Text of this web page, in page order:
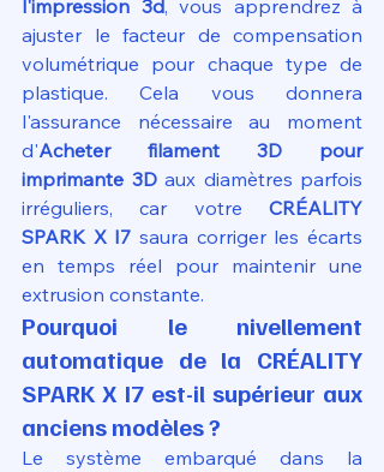
l'impression 3d, vous apprendrez à
ajuster le facteur de compensation
volumétrique pour chaque type de
plastique. Cela vous donnera
l'assurance nécessaire au moment
d'Acheter filament 3D pour
imprimante 3D aux diamètres parfois
irréguliers, car votre CRÉALITY
SPARK X I7 saura corriger les écarts
en temps réel pour maintenir une
extrusion constante.
Pourquoi le nivellement
automatique de la CRÉALITY
SPARK X I7 est-il supérieur aux
anciens modèles ?